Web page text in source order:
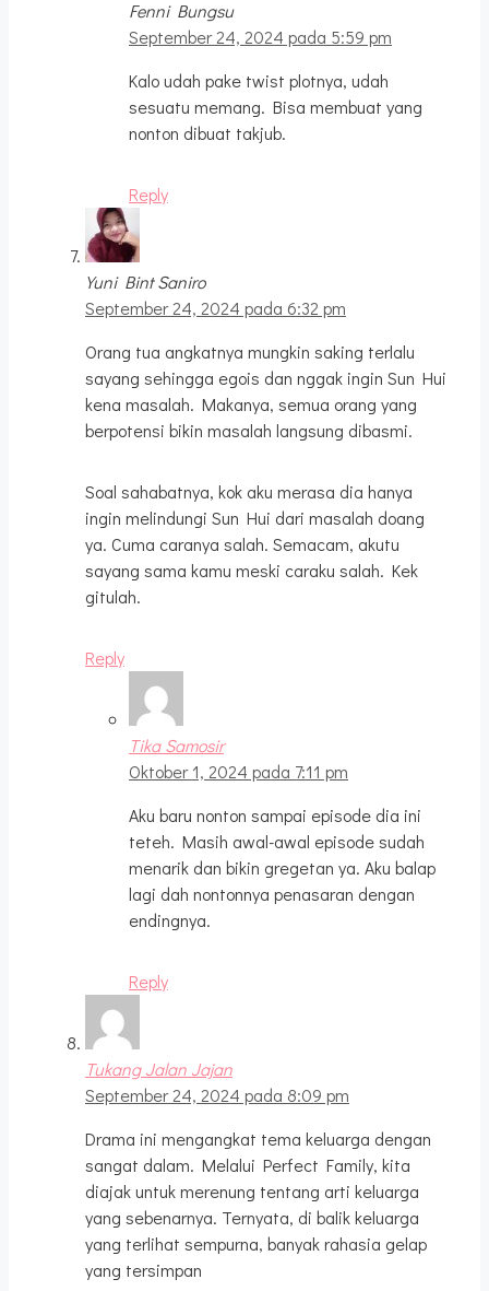
Fenni Bungsu
September 24, 2024 pada 5:59 pm
Kalo udah pake twist plotnya, udah
sesuatu memang. Bisa membuat yang
nonton dibuat takjub.
Reply
Yuni Bint Saniro
September 24, 2024 pada 6:32 pm
Orang tua angkatnya mungkin saking terlalu
sayang sehingga egois dan nggak ingin Sun Hui
kena masalah. Makanya, semua orang yang
berpotensi bikin masalah langsung dibasmi.
Soal sahabatnya, kok aku merasa dia hanya
ingin melindungi Sun Hui dari masalah doang
ya. Cuma caranya salah. Semacam, akutu
sayang sama kamu meski caraku salah. Kek
gitulah.
Reply
Tika Samosir
Oktober 1, 2024 pada 7:11 pm
Aku baru nonton sampai episode dia ini
teteh. Masih awal-awal episode sudah
menarik dan bikin gregetan ya. Aku balap
lagi dah nontonnya penasaran dengan
endingnya.
Reply
Tukang Jalan Jajan
September 24, 2024 pada 8:09 pm
Drama ini mengangkat tema keluarga dengan
sangat dalam. Melalui Perfect Family, kita
diajak untuk merenung tentang arti keluarga
yang sebenarnya. Ternyata, di balik keluarga
yang terlihat sempurna, banyak rahasia gelap
yang tersimpan